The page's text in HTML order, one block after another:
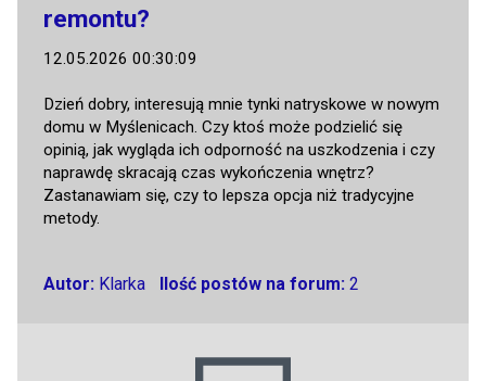
remontu?
12.05.2026 00:30:09
Dzień dobry, interesują mnie tynki natryskowe w nowym
domu w Myślenicach. Czy ktoś może podzielić się
opinią, jak wygląda ich odporność na uszkodzenia i czy
naprawdę skracają czas wykończenia wnętrz?
Zastanawiam się, czy to lepsza opcja niż tradycyjne
metody.
Autor: Klarka Ilość postów na forum: 2